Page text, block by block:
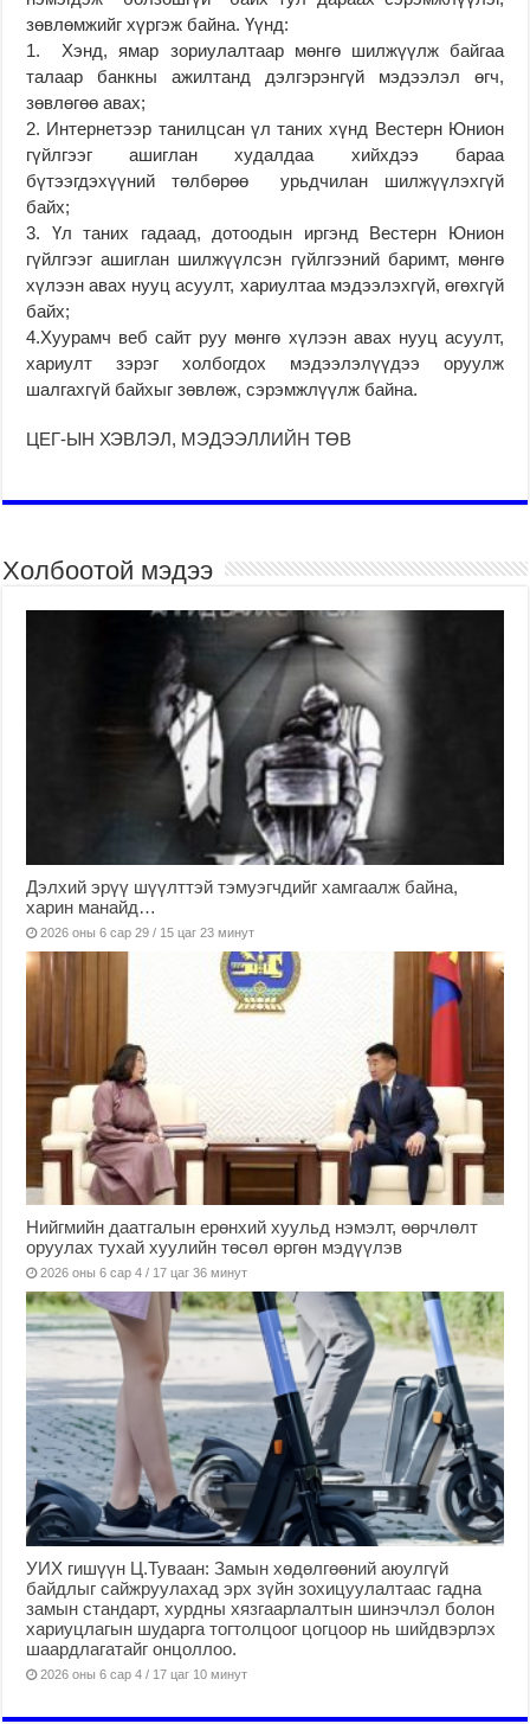
зөвлөмжийг хүргэж байна. Үүнд:
1. Хэнд, ямар зориулалтаар мөнгө шилжүүлж байгаа
талаар банкны ажилтанд дэлгэрэнгүй мэдээлэл өгч,
зөвлөгөө авах;
2. Интернетээр танилцсан үл таних хүнд Вестерн Юнион
гүйлгээг ашиглан худалдаа хийхдээ бараа
бүтээгдэхүүний төлбөрөө урьдчилан шилжүүлэхгүй
байх;
3. Үл таних гадаад, дотоодын иргэнд Вестерн Юнион
гүйлгээг ашиглан шилжүүлсэн гүйлгээний баримт, мөнгө
хүлээн авах нууц асуулт, хариултаа мэдээлэхгүй, өгөхгүй
байх;
4.Хуурамч веб сайт руу мөнгө хүлээн авах нууц асуулт,
хариулт зэрэг холбогдох мэдээлэлүүдээ оруулж
шалгахгүй байхыг зөвлөж, сэрэмжлүүлж байна.
ЦЕГ-ЫН ХЭВЛЭЛ, МЭДЭЭЛЛИЙН ТӨВ
Холбоотой мэдээ
Дэлхий эрүү шүүлттэй тэмуэгчдийг хамгаалж байна,
харин манайд…
2026 оны 6 сар 29 / 15 цаг 23 минут
Нийгмийн даатгалын ерөнхий хуульд нэмэлт, өөрчлөлт
оруулах тухай хуулийн төсөл өргөн мэдүүлэв
2026 оны 6 сар 4 / 17 цаг 36 минут
УИХ гишүүн Ц.Туваан: Замын хөдөлгөөний аюулгүй
байдлыг сайжруулахад эрх зүйн зохицуулалтаас гадна
замын стандарт, хурдны хязгаарлалтын шинэчлэл болон
хариуцлагын шударга тогтолцоог цогцоор нь шийдвэрлэх
шаардлагатайг онцоллоо.
2026 оны 6 сар 4 / 17 цаг 10 минут